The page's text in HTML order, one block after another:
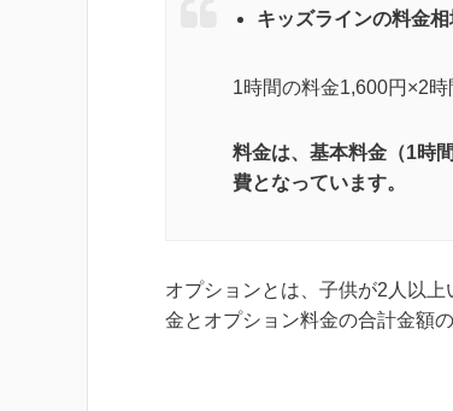
キッズラインの料金相
1時間の料金1,600円×2
料金は、基本料金（1時
費となっています。
オプションとは、子供が2人以
金とオプション料金の合計金額